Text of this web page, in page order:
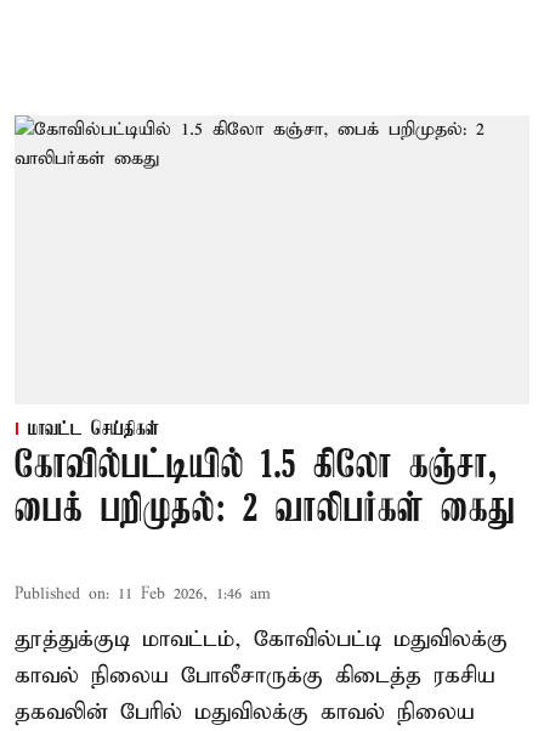
மாவட்ட செய்திகள்
கோவில்பட்டியில் 1.5 கிலோ கஞ்சா,
பைக் பறிமுதல்: 2 வாலிபர்கள் கைது
Published on: 11 Feb 2026, 1:46 am
தூத்துக்குடி மாவட்டம், கோவில்பட்டி மதுவிலக்கு
காவல் நிலைய போலீசாருக்கு கிடைத்த ரகசிய
தகவலின் பேரில் மதுவிலக்கு காவல் நிலைய